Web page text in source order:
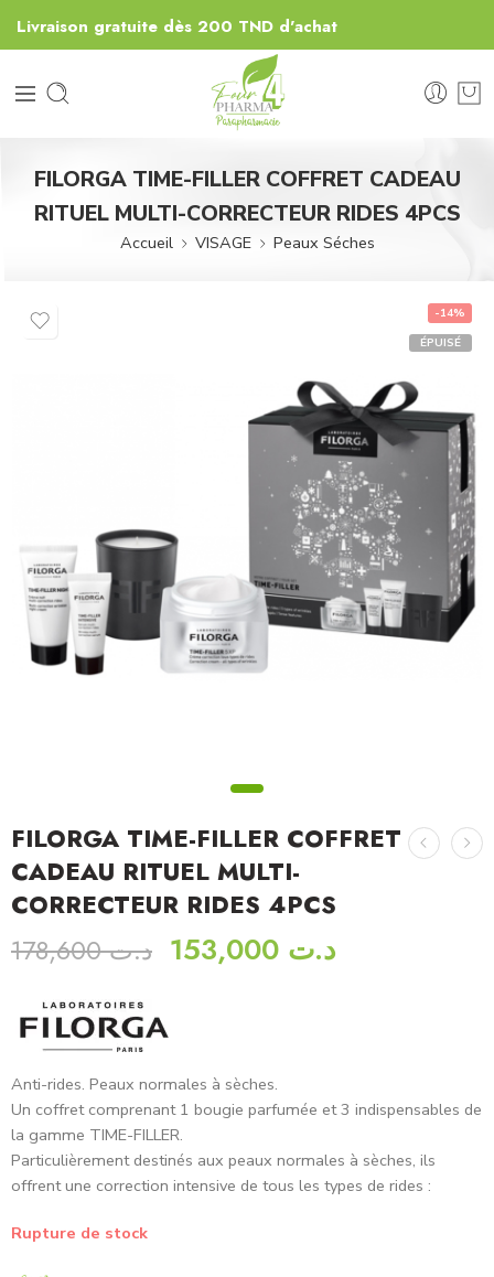
Livraison gratuite dès 200 TND d'achat
FILORGA TIME-FILLER COFFRET CADEAU
RITUEL MULTI-CORRECTEUR RIDES 4PCS
Accueil VISAGE Peaux Séches
-14%
ÉPUISÉ
FILORGA TIME-FILLER COFFRET
CADEAU RITUEL MULTI-
CORRECTEUR RIDES 4PCS
د.ت178,600 د.ت
Anti-rides. Peaux normales à sèches.
Un coffret comprenant 1 bougie parfumée et 3 indispensables de
la gamme TIME-FILLER.
Particulièrement destinés aux peaux normales à sèches, ils
offrent une correction intensive de tous les types de rides :
Rupture de stock